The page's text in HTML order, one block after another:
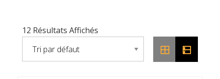
12 Résultats Affichés